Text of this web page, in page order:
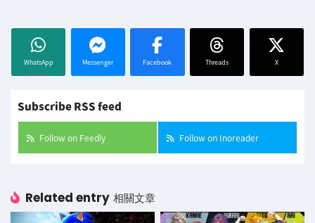
WhatsApp Messenger Facebook Threads X
Subscribe RSS feed
Follow on Feedly Follow on Inoreader
Related entry 相關文章